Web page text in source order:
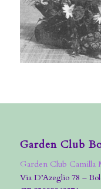
Garden Club
Garden Club Camilla
Via D’Azeglio 78 –